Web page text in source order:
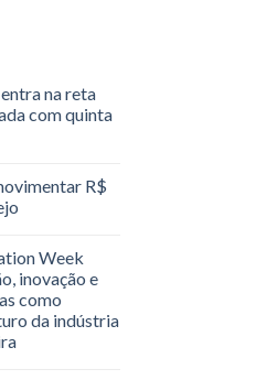
na reta
com quinta
R$
Week
inovação e
como
da indústria